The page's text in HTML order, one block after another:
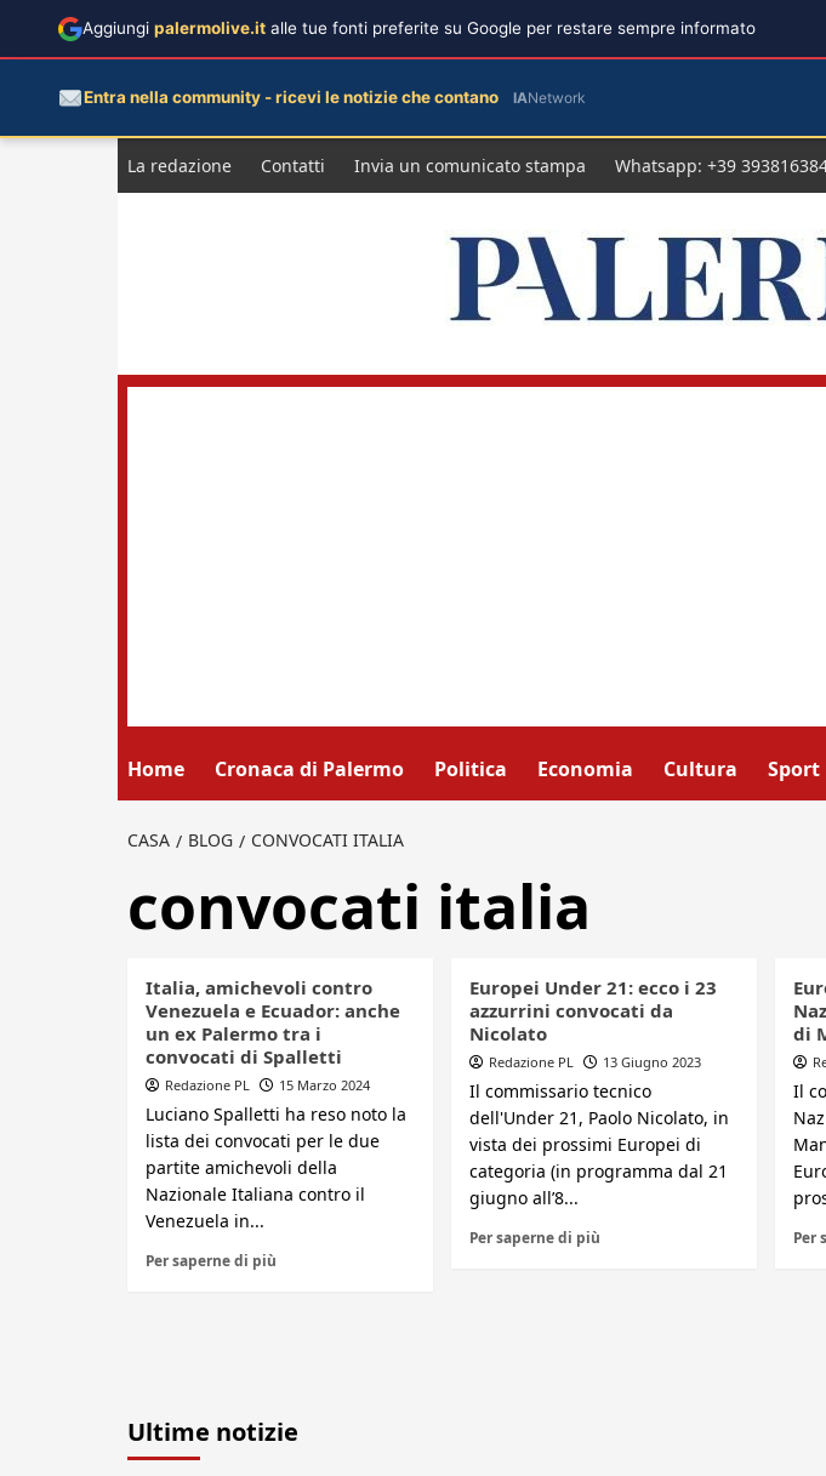
La redazione Contatti Invia un comunicato stampa Whatsapp: +39
Home Cronaca di Palermo Politica Economia Cultura Sport
CASA BLOG CONVOCATI ITALIA
convocati italia
Italia, amichevoli contro
Venezuela e Ecuador: anche
un ex Palermo tra i
convocati di Spalletti
Redazione PL 15 Marzo 2024
Luciano Spalletti ha reso noto la
lista dei convocati per le due
partite amichevoli della
Nazionale Italiana contro il
Venezuela in...
Per saperne di più
Europei Under 21: ecco i 23
azzurrini convocati da
Nicolato
Redazione PL 13 Giugno 2023
Il commissario tecnico
dell'Under 21, Paolo Nicolato, in
vista dei prossimi Europei di
categoria (in programma dal 21
giugno all’8...
Per saperne di più
di
Il
Per
Ultime notizie
Aggiungi palermolive.it alle tue fonti preferite su Google per restare sempre informato
Entra nella community - ricevi le notizie che contano IANetwork